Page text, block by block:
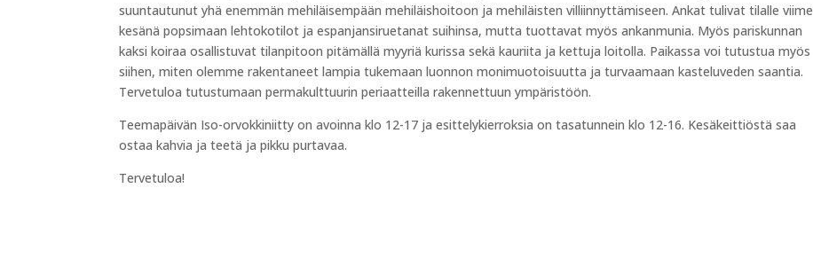
suuntautunut yhä enemmän mehiläisempään mehiläishoitoon ja mehiläisten villiinnyttämiseen. Ankat tulivat tilalle viime
kesänä popsimaan lehtokotilot ja espanjansiruetanat suihinsa, mutta tuottavat myös ankanmunia. Myös pariskunnan
kaksi koiraa osallistuvat tilanpitoon pitämällä myyriä kurissa sekä kauriita ja kettuja loitolla. Paikassa voi tutustua myös
siihen, miten olemme rakentaneet lampia tukemaan luonnon monimuotoisuutta ja turvaamaan kasteluveden saantia.
Tervetuloa tutustumaan permakulttuurin periaatteilla rakennettuun ympäristöön.
Teemapäivän Iso-orvokkiniitty on avoinna klo 12-17 ja esittelykierroksia on tasatunnein klo 12-16. Kesäkeittiöstä saa
ostaa kahvia ja teetä ja pikku purtavaa.
Tervetuloa!